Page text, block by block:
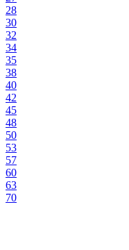
28
30
32
34
35
38
40
42
45
48
50
53
57
60
63
70